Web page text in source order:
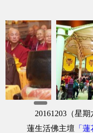
20161203（星期
蓮生活佛主壇 「